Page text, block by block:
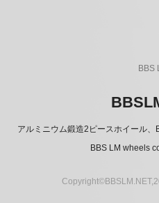
BBS
アルミニウム鍛造2ピースホイール、
BBS LM wheels